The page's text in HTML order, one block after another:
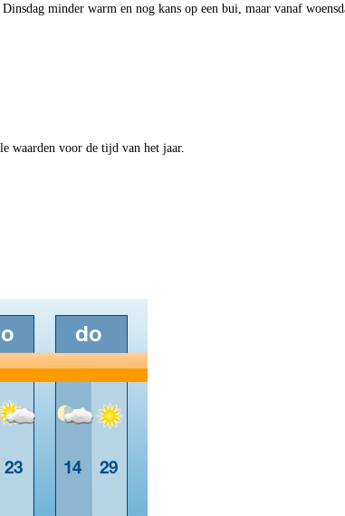
minder warm en nog kans op een bui, maar vanaf
waarden voor de tijd van het jaar.